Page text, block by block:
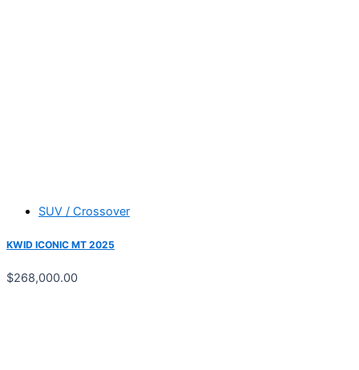
SUV / Crossover
KWID ICONIC MT 2025
$268,000.00